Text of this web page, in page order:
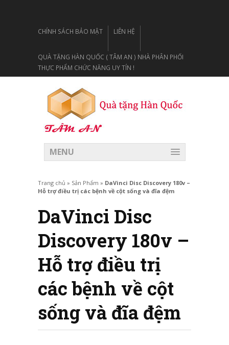
CHÍNH SÁCH BẢO MẬT LIÊN HỆ
QUÀ TẶNG HÀN QUỐC ( TÂM AN ) NHÀ PHÂN PHỐI
THỰC PHẨM CHỨC NĂNG UY TÍN !
MENU
Trang chủ » Sản Phẩm » DaVinci Disc Discovery 180v –
Hỗ trợ điều trị các bệnh về cột sống và đĩa đệm
DaVinci Disc
Discovery 180v –
Hỗ trợ điều trị
các bệnh về cột
sống và đĩa đệm